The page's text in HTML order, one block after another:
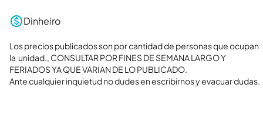
Dinheiro
Los precios publicados son por cantidad de personas que ocupan
la  unidad., CONSULTAR POR FINES DE SEMANA LARGO Y
FERIADOS YA QUE VARIAN DE LO PUBLICADO.
Ante cualquier inquietud no dudes en escribirnos y evacuar dudas.